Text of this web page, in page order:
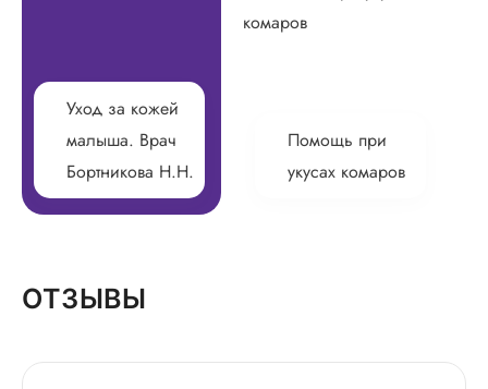
Уход за кожей
малыша. Врач
Бортникова Н.Н.
Помощь при
укусах комаров
ОТЗЫВЫ